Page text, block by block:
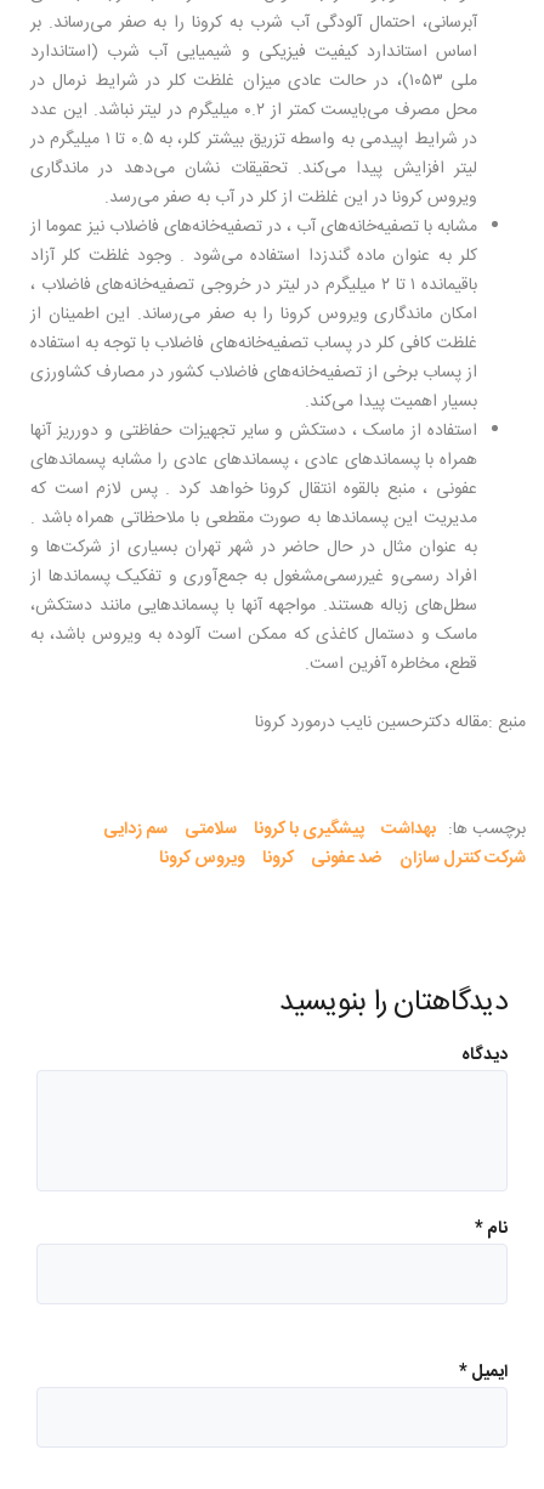
آبرسانی، احتمال آلودگی آب شرب به کرونا را به صفر می‌رساند. بر
اساس استاندارد کیفیت فیزیکی و شیمیایی آب شرب (استاندارد
ملی ۱۰۵۳)، در حالت عادی میزان غلظت کلر در شرایط نرمال در
محل مصرف می‌بایست کمتر از ۰.۲ میلیگرم در لیتر نباشد. این عدد
در شرایط اپیدمی‌ به واسطه تزریق بیشتر کلر، به ۰.۵ تا ۱ میلیگرم در
لیتر افزایش پیدا می‌کند. تحقیقات نشان می‌دهد در ماندگاری
ویروس کرونا در این غلظت از کلر در آب به صفر می‌رسد.
مشابه با تصفیه‌خانه‌های آب ، در تصفیه‌خانه‌های فاضلاب نیز عموما از
کلر به عنوان ماده گندزدا استفاده می‌شود . وجود غلظت کلر آزاد
باقیمانده ۱ تا ۲ میلیگرم در لیتر در خروجی تصفیه‌خانه‌های فاضلاب ،
امکان ماندگاری ویروس کرونا را به صفر می‌رساند. این اطمینان از
غلظت کافی کلر در پساب تصفیه‌خانه‌های فاضلاب با توجه به استفاده
از پساب برخی از تصفیه‌خانه‌های فاضلاب کشور در مصارف کشاورزی
بسیار اهمیت پیدا می‌کند.
استفاده از ماسک ، دستکش و سایر تجهیزات حفاظتی و دورریز آنها
همراه با پسماندهای عادی ، پسماندهای عادی را مشابه پسماندهای
عفونی ، منبع بالقوه انتقال کرونا خواهد کرد . پس لازم است که
مدیریت این پسماندها به صورت مقطعی با ملاحظاتی همراه باشد .
به عنوان مثال در حال حاضر در شهر تهران بسیاری از شرکت‌ها و
افراد رسمی‌و غیر‌رسمی‌مشغول به جمع‌آوری و تفکیک پسماندها از
سطل‌های زباله هستند. مواجهه آنها با پسماندهایی مانند دستکش،
ماسک و دستمال کاغذی که ممکن است آلوده به ویروس باشد، به
قطع، مخاطره آفرین است.
منبع :مقاله دکترحسین نایب درمورد کرونا
برچسب ها: بهداشت پیشگیری با کرونا سلامتی
سم زدایی
شرکت کنترل سازان
ضد عفونی کرونا ویروس کرونا
دیدگاهتان را بنویسید
دیدگاه
نام*
ایمیل*